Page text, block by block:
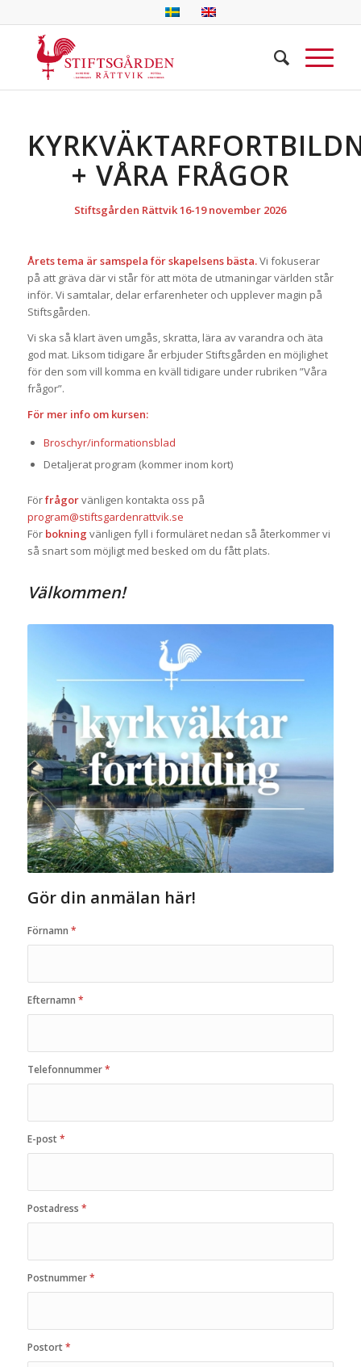
+ VÅRA FRÅGOR
Stiftsgården Rättvik 16-19 november 2026
Årets tema är samspela för skapelsens bästa.Vi fokuserar
på att gräva där vi står för att möta de utmaningar världen står
inför. Vi samtalar, delar erfarenheter och upplever magin på
Stiftsgården.
Vi ska så klart även umgås, skratta, lära av varandra och äta
god mat. Liksom tidigare år erbjuder Stiftsgården en möjlighet
för den som vill komma en kväll tidigare under rubriken ”Våra
frågor”.
För mer info om kursen:
Broschyr/informationsblad
Detaljerat program (kommer inom kort)
Förfrågorvänligen kontakta oss på
program@stiftsgardenrattvik.se
För bokning vänligen fyll i formuläret nedan så återkommer vi
så snart som möjligt med besked om du fått plats.
Välkommen!
Gör din anmälan här!
Förnamn *
Efternamn *
Telefonnummer*
E-post*
Postadress *
Postnummer*
Postort*